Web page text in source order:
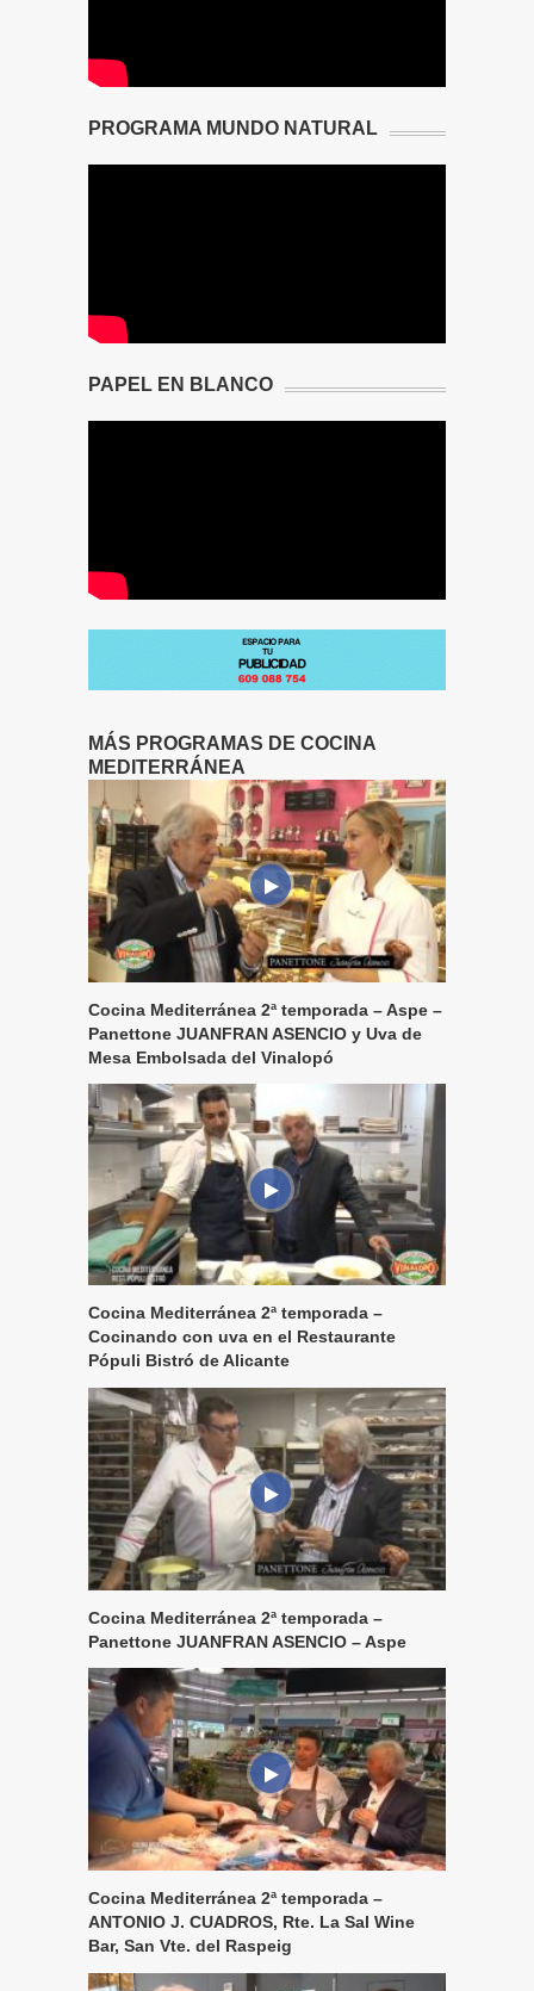
PROGRAMA MUNDO NATURAL
PAPEL EN BLANCO
MÁS PROGRAMAS DE COCINA
MEDITERRÁNEA
Cocina Mediterránea 2ª temporada – Aspe –
Panettone JUANFRAN ASENCIO y Uva de
Mesa Embolsada del Vinalopó
Cocina Mediterránea 2ª temporada –
Cocinando con uva en el Restaurante
Pópuli Bistró de Alicante
Cocina Mediterránea 2ª temporada –
Panettone JUANFRAN ASENCIO – Aspe
Cocina Mediterránea 2ª temporada –
ANTONIO J. CUADROS, Rte. La Sal Wine
Bar, San Vte. del Raspeig